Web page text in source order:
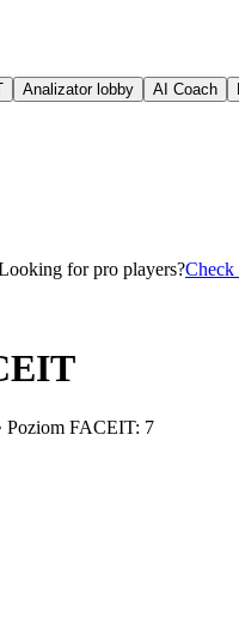
Analizator lobby AI Coach
for pro players?Check
Poziom FACEIT: 7